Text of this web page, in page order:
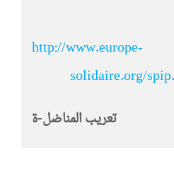
http://www.europe-
solidaire.org/
تعريب المناضل-ة